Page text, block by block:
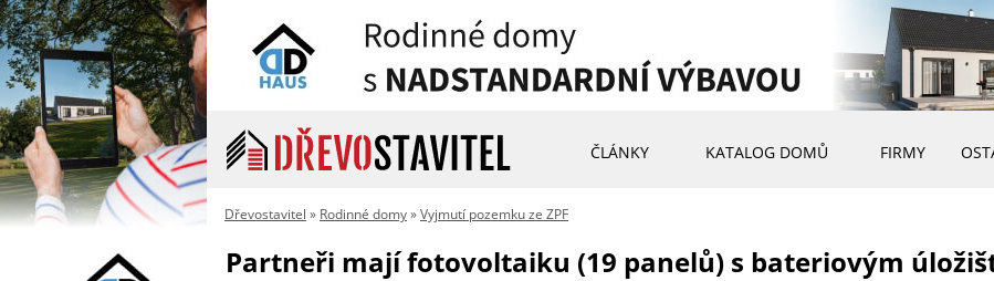
ČLÁNKY KATALOG DOMŮ FIRMY
Dřevostavitel » Rodinné domy»Vyjmutí pozemku ze ZPF
Partneři mají fotovoltaiku (19 panelů) s bateriovým